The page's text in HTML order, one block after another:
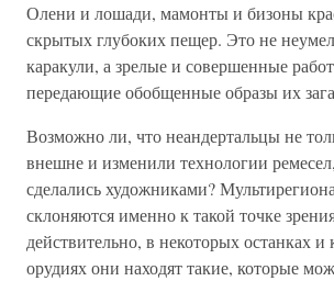
Олени и лошади, мамонты и бизоны
скрытых глубоких пещер. Это не
каракули, а зрелые и совершенные
передающие обобщенные образы их
Возможно ли, что неандертальцы не
внешне и изменили технологии
сделались художниками?
склоняются именно к такой точке
действительно, в некоторых останках
орудиях они находят такие, которые